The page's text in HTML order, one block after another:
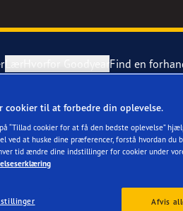
Lær
af dæk
af en punktering
Hvorfor Goodyear
Performance 2
F1 Asymmetric 6
Ice 3
Find en
NÆSTVED
cookier til at forbedre din oplevelse.
“Tillad cookier for at få den bedste oplevelse”
ved at huske dine præferencer, forstå hvordan du
tid ændre dine indstillinger for cookier under
Afvis